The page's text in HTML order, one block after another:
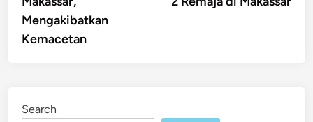
Mengakibatkan
Kemacetan
Search